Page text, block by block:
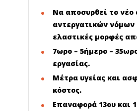
Να αποσυρθεί το
αντεργατικών νόμων
ελαστικές μορφές
7ωρο – 5ήμερο –
εργασίας.
Μέτρα υγείας και
κόστος.
Επαναφορά 13ου και